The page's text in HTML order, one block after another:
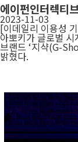
에이펀인터렉티
2023-11-03
[이데일리 이용성
아뽀키가 글로벌
브랜드 ‘지샥(G-
밝혔다.